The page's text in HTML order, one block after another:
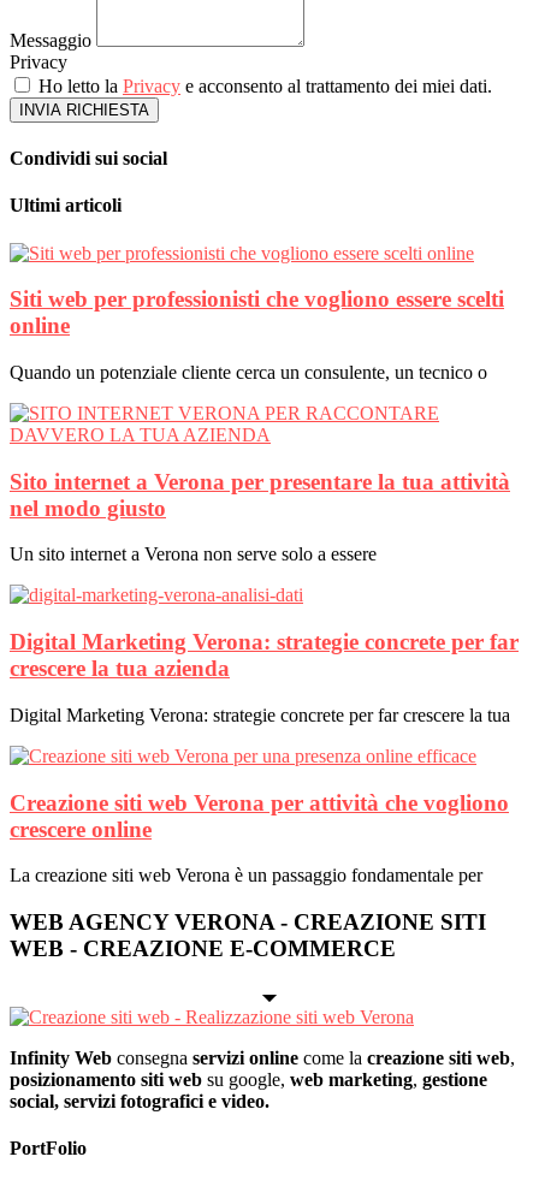
Messaggio
Privacy
Ho letto la Privacy e acconsento al trattamento dei miei dati.
INVIA RICHIESTA
Condividi sui social
Ultimi articoli
Siti web per professionisti che vogliono essere scelti
online
Quando un potenziale cliente cerca un consulente, un tecnico o
Sito internet a Verona per presentare la tua attività
nel modo giusto
Un sito internet a Verona non serve solo a essere
Digital Marketing Verona: strategie concrete per far
crescere la tua azienda
Digital Marketing Verona: strategie concrete per far crescere la tua
Creazione siti web Verona per attività che vogliono
crescere online
La creazione siti web Verona è un passaggio fondamentale per
WEB AGENCY VERONA - CREAZIONE SITI
WEB - CREAZIONE E-COMMERCE
Infinity Web consegna servizi online come la creazione siti web,
posizionamento siti web su google, web marketing, gestione
social, servizi fotografici e video.
PortFolio